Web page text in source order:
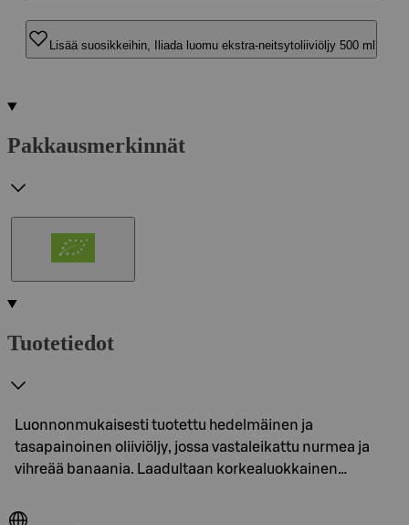
Lisää suosikkeihin, Iliada luomu ekstra-neitsytoliiviöljy 500 ml
Pakkausmerkinnät
Tuotetiedot
Luonnonmukaisesti tuotettu hedelmäinen ja
tasapainoinen oliiviöljy, jossa vastaleikattu nurmea ja
vihreää banaania. Laadultaan korkealuokkainen…